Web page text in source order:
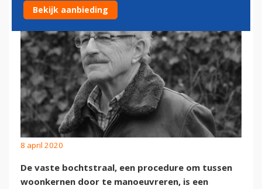
8 april 2020
De vaste bochtstraal, een procedure om tussen
woonkernen door te manoeuvreren, is een
Bekijk aanbieding